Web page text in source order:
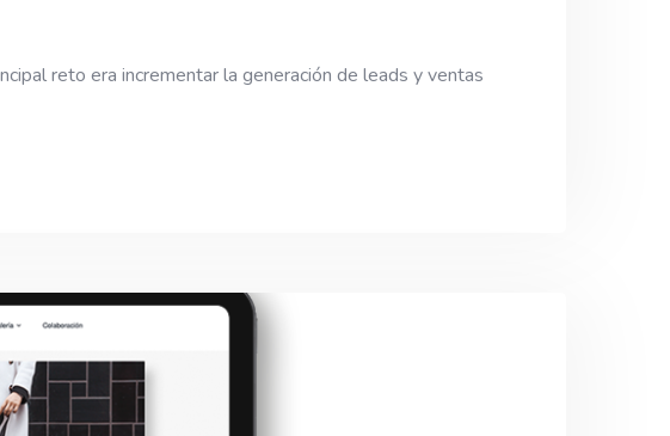
reto era incrementar la generación de leads y ventas